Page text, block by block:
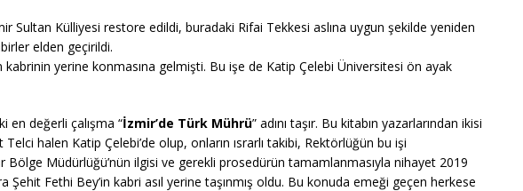
Sultan Külliyesi restore edildi, buradaki Rifai Tekkesi aslına uygun şekilde yeniden
elden geçirildi.
kabrinin yerine konmasına gelmişti. Bu işe de Katip Çelebi Üniversitesi ön ayak
en değerli çalışma “İzmir’de Türk Mührü” adını taşır. Bu kitabın yazarlarından ikisi
halen Katip Çelebi’de olup, onların ısrarlı takibi, Rektörlüğün bu işi
Bölge Müdürlüğü’nün ilgisi ve gerekli prosedürün tamamlanmasıyla nihayet 2019
Şehit Fethi Bey’in kabri asıl yerine taşınmış oldu. Bu konuda emeği geçen herkese